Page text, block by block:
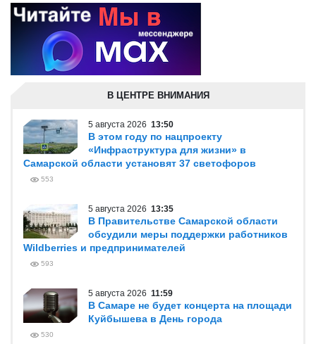
В ЦЕНТРЕ ВНИМАНИЯ
5 августа 2026 13:50
В этом году по нацпроекту
«Инфраструктура для жизни» в
Самарской области установят 37 светофоров
553
5 августа 2026 13:35
В Правительстве Самарской области
обсудили меры поддержки работников
Wildberries и предпринимателей
593
5 августа 2026 11:59
В Самаре не будет концерта на площади
Куйбышева в День города
530